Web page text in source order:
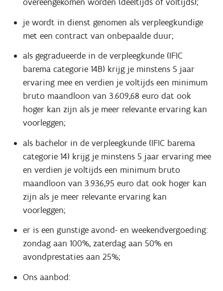
je wordt in dienst genomen als verpleegkundige
met een contract van onbepaalde duur;
als gegradueerde in de verpleegkunde (IFIC
barema categorie 14B) krijg je minstens 5 jaar
ervaring mee en verdien je voltijds een minimum
bruto maandloon van 3.609,68 euro dat ook
hoger kan zijn als je meer relevante ervaring kan
voorleggen;
als bachelor in de verpleegkunde (IFIC barema
categorie 14) krijg je minstens 5 jaar ervaring mee
en verdien je voltijds een minimum bruto
maandloon van 3.936,95 euro dat ook hoger kan
zijn als je meer relevante ervaring kan
voorleggen;
er is een gunstige avond- en weekendvergoeding:
zondag aan 100%, zaterdag aan 50% en
avondprestaties aan 25%;
Ons aanbod: